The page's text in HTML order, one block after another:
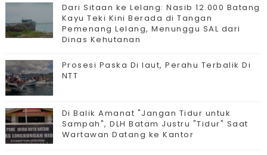
Dari Sitaan ke Lelang: Nasib 12.000 Batang
Kayu Teki Kini Berada di Tangan
Pemenang Lelang, Menunggu SAL dari
Dinas Kehutanan
Prosesi Paska Di laut, Perahu Terbalik Di
NTT
Di Balik Amanat "Jangan Tidur untuk
Sampah", DLH Batam Justru "Tidur" Saat
Wartawan Datang ke Kantor